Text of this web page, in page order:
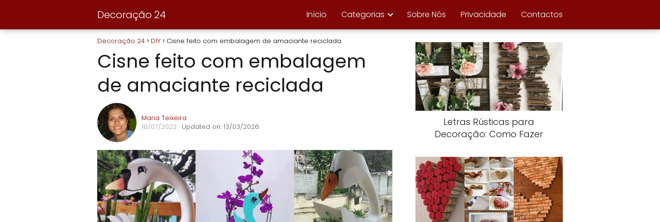
Decoração 24 Início Categorias Sobre Nós Privacidade Contactos
Decoração 24 DIY Cisne feito com embalagem de amaciante reciclada
Cisne feito com embalagem
de amaciante reciclada
Maria Teixeira
18/07/2022 · Updated on: 13/03/2026
Letras Rústicas para
Decoração: Como Fazer